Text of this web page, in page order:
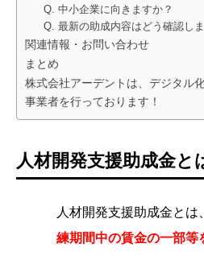
Q. 中小企業に向きますか？
Q. 最新の助成内容はどう確認し
関連情報・お問い合わせ
まとめ
株式会社アーデントは、デジタル
事業者を行っております！
人材開発支援助成金と
人材開発支援助成金とは、
練期間中の賃金の一部等